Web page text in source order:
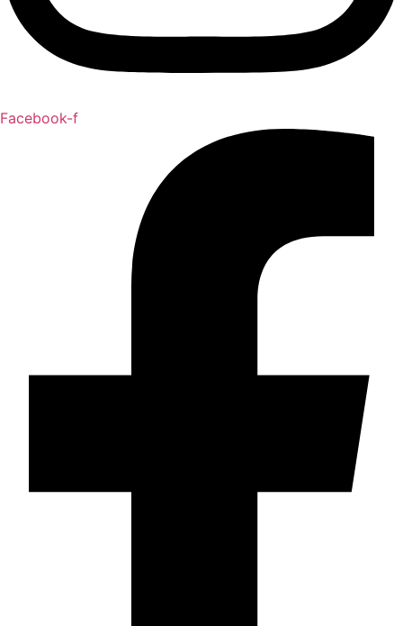
Facebook-f